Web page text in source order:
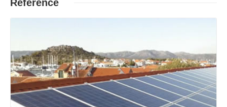
Reference
Opširnije